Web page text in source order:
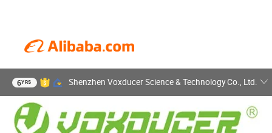
6YRS Shenzhen Voxducer Science & Technology Co., Ltd.